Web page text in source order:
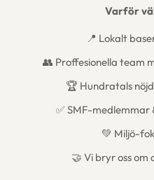
Varför
📍 Lokalt
👥 Proffesionella team
🏆 Hundratals
✅ SMF-
💚 Miljö-
🤝 Vi bryr oss om